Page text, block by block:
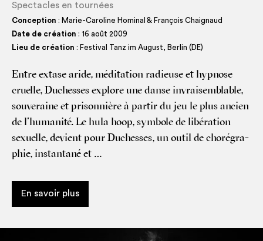
Spectacles en tournées
Conception : Marie-Caroline Hominal & François Chaignaud
Date de création : 16 août 2009
Lieu de création : Festival Tanz im August, Berlin (DE)
Entre extase aride, médi­ta­tion radieuse et hyp­nose
cruelle, Duchesses explore une danse invrai­sem­blable,
sou­ve­raine et pri­son­nière à par­tir du jeu le plus ancien
de l’humanité. Le hula hoop, sym­bole de libé­ra­tion
sexuelle, devient pour Duchesses, un outil de cho­ré­gra­
phie, ins­tan­ta­né et …
En savoir plus